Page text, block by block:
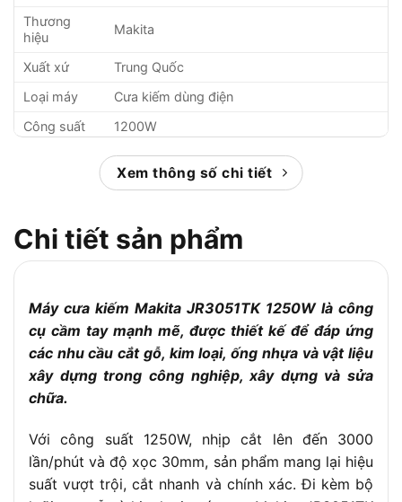
Thương
hiệu
Makita
Xuất xứ
Trung Quốc
Loại máy
Cưa kiếm dùng điện
Công suất
1200W
220V / 50Hz
– Gỗ: 255mm
Độ xọc
30mm
Kích thước
(D x R x C)
447 x 97 x 176 mm
Trọng lượng
3.2 – 3.3kg
Độ ồn động
cơ
âm thanh
99 dB
Độ rung
– Cắt gỗ tấm: 19.5 m/s²
– Cắt cành: 19.5 m/s²
Xem thông số chi tiết
Chi tiết sản phẩm
Máy cưa kiếm Makita JR3051TK 1250W là công
cụ cầm tay mạnh mẽ, được thiết kế để đáp ứng
các nhu cầu cắt gỗ, kim loại, ống nhựa và vật liệu
xây dựng trong công nghiệp, xây dựng và sửa
chữa.
Với công suất 1250W, nhịp cắt lên đến 3000
lần/phút và độ xọc 30mm, sản phẩm mang lại hiệu
suất vượt trội, cắt nhanh và chính xác. Đi kèm bộ